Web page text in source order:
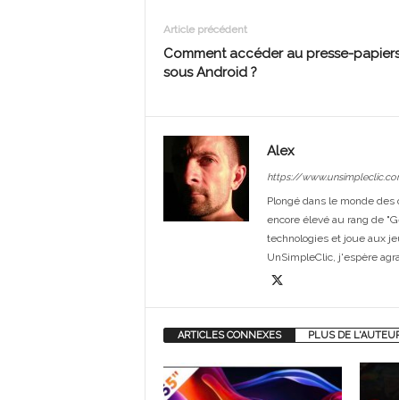
Article précédent
Comment accéder au presse-
sous Android ?
Alex
https://
Plongé dans le monde
encore élevé au rang de
technologies et joue aux
UnSimpleClic, j'espère
ARTICLES CONNEXES PLUS DE